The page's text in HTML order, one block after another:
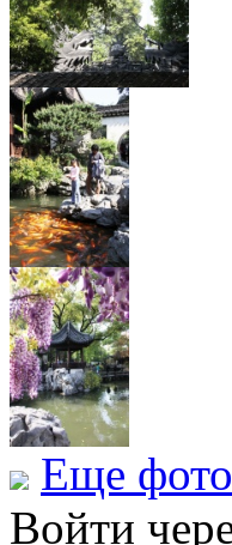
Еще
Войти